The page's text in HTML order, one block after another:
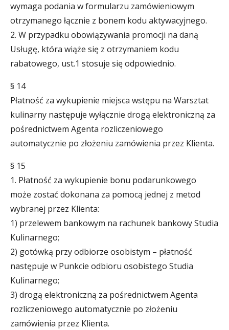
wymaga podania w formularzu zamówieniowym
otrzymanego łącznie z bonem kodu aktywacyjnego.
2. W przypadku obowiązywania promocji na daną
Usługę, która wiąże się z otrzymaniem kodu
rabatowego, ust.1 stosuje się odpowiednio.
§ 14
Płatność za wykupienie miejsca wstępu na Warsztat
kulinarny następuje wyłącznie drogą elektroniczną za
pośrednictwem Agenta rozliczeniowego
automatycznie po złożeniu zamówienia przez Klienta.
§ 15
1. Płatność za wykupienie bonu podarunkowego
może zostać dokonana za pomocą jednej z metod
wybranej przez Klienta:
1) przelewem bankowym na rachunek bankowy Studia
Kulinarnego;
2) gotówką przy odbiorze osobistym – płatność
następuje w Punkcie odbioru osobistego Studia
Kulinarnego;
3) drogą elektroniczną za pośrednictwem Agenta
rozliczeniowego automatycznie po złożeniu
zamówienia przez Klienta.